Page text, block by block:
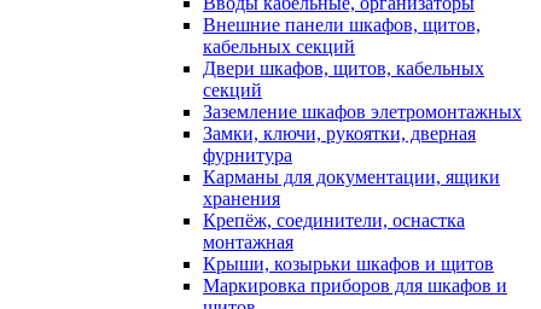
Внешние панели шкафов, щитов,
кабельных секций
Двери шкафов, щитов, кабельных
секций
Заземление шкафов элетромонтажных
Замки, ключи, рукоятки, дверная
фурнитура
Карманы для документации, ящики
хранения
Крепёж, соединители, оснастка
монтажная
Крыши, козырьки шкафов и щитов
Маркировка приборов для шкафов и